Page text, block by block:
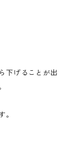
下げることが出
。